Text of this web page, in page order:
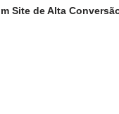
Site de Alta